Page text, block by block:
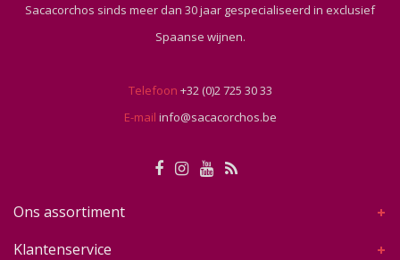
Sacacorchos sinds meer dan 30 jaar gespecialiseerd in exclusief
Spaanse wijnen.
Telefoon +32 (0)2 725 30 33
E-mail info@sacacorchos.be
Ons assortiment
Klantenservice